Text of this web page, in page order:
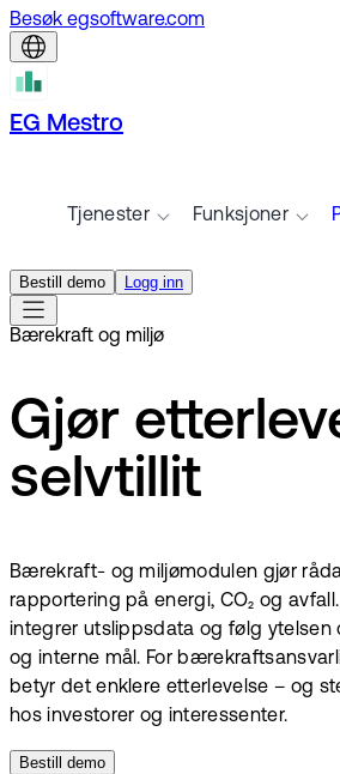
Besøk egsoftware.com
EG Mestro
Tjenester Funksjoner
Bestill demo Logg inn
Bærekraft og miljø
Gjør
selvtillit
Bærekraft- og miljømodulen gjør
rapportering på energi, CO₂ og
integrer utslippsdata og følg ytelsen
og interne mål. For
betyr det enklere etterlevelse – og
hos investorer og interessenter.
Bestill demo